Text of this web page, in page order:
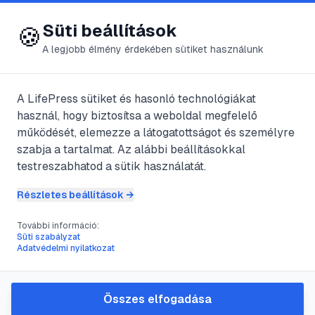
😍 LifePress
🏷️#gyümölcsfa
4cikk található ezzel a címkével
Hogyan neveljünk almafát
magról: egy részletes
Egyetlen almamagból egy teljes fa felnevelése
🍪Süti beállítások
A legjobb élmény érdekében sütiket használunk
A LifePress sütiket és hasonló technológiákat
használ, hogy biztosítsa a weboldal megfelelő
működését, elemezze a látogatottságot és személyre
szabja a tartalmat. Az alábbi beállításokkal
testreszabhatod a sütik használatát.
Részletes beállítások →
További információ:
Süti szabályzat
Adatvédelmi nyilatkozat
Összes elfogadása